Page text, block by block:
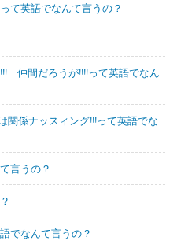
て英語でなんて言うの？
仲間だろうが!!!!って英語でなん
係ナッスィング!!!って英語でな
言うの？
でなんて言うの？